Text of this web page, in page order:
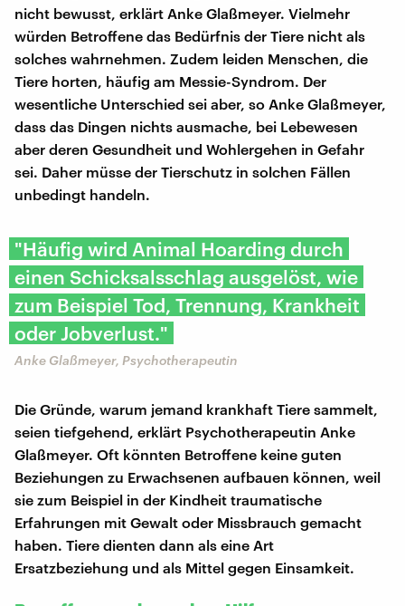
nicht bewusst, erklärt Anke Glaßmeyer. Vielmehr
würden Betroffene das Bedürfnis der Tiere nicht als
solches wahrnehmen. Zudem leiden Menschen, die
Tiere horten, häufig am Messie-Syndrom. Der
wesentliche Unterschied sei aber, so Anke Glaßmeyer,
dass das Dingen nichts ausmache, bei Lebewesen
aber deren Gesundheit und Wohlergehen in Gefahr
sei. Daher müsse der Tierschutz in solchen Fällen
unbedingt handeln.
"Häufig wird Animal Hoarding durch
einen Schicksalsschlag ausgelöst, wie
zum Beispiel Tod, Trennung, Krankheit
oder Jobverlust."
Anke Glaßmeyer, Psychotherapeutin
Die Gründe, warum jemand krankhaft Tiere sammelt,
seien tiefgehend, erklärt Psychotherapeutin Anke
Glaßmeyer. Oft könnten Betroffene keine guten
Beziehungen zu Erwachsenen aufbauen können, weil
sie zum Beispiel in der Kindheit traumatische
Erfahrungen mit Gewalt oder Missbrauch gemacht
haben. Tiere dienten dann als eine Art
Ersatzbeziehung und als Mittel gegen Einsamkeit.